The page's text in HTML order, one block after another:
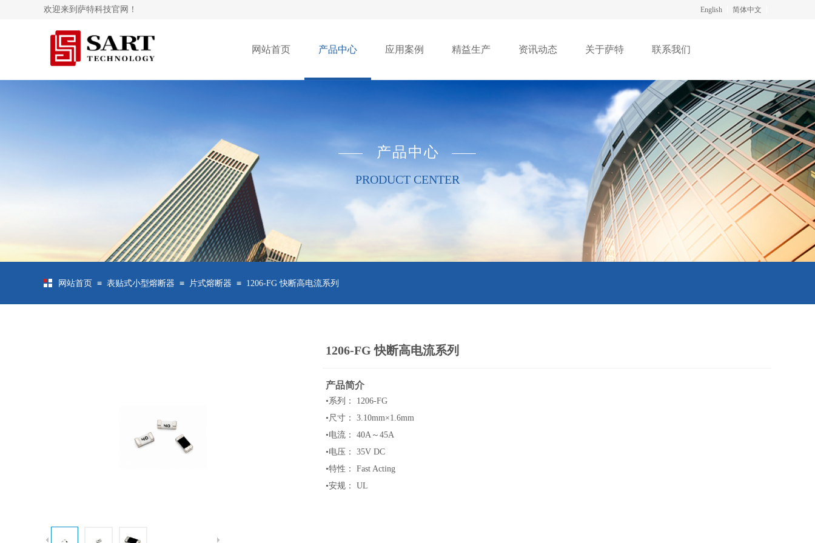
English 简体中文
欢迎来到萨特科技官网！
网站首页 产品中心 应用案例 精益生产 资讯动态 关于萨特 联系我们
PRODUCT CENTER
产品中心
网站首页 ≡ 表贴式小型熔断器 ≡ 片式熔断器 ≡ 1206-FG 快断高电流系列
1206-FG 快断高电流系列
产品简介
•系列： 1206-FG
• 尺寸： 3.10mm×1.6mm
•电流： 40A～45A
•电压： 35V DC
•特性： Fast Acting
•安规： UL